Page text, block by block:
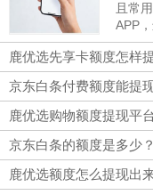
且常
APP
择“绑
银行
行自
达绑
鹿优选先享卡额度怎样
京东白条付费额度能提
鹿优选购物额度提现平
京东白条的额度是多少
鹿优选额度怎么提现出